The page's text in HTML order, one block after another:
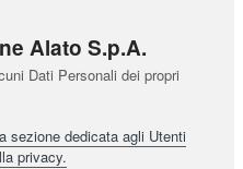
Alato S.p.A.
Dati Personali dei propri
sezione dedicata agli Utenti
privacy.